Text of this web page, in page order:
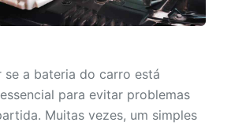
se a bateria do carro está
para evitar problemas
Muitas vezes, um simples